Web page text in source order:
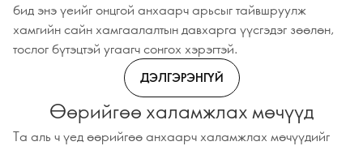
бид энэ үеийг онцгой анхаарч арьсыг тайвшруулж
хамгийн сайн хамгаалалтын давхарга үүсгэдэг зөөлөн,
тослог бүтэцтэй угаагч сонгох хэрэгтэй.
ДЭЛГЭРЭНГҮЙ
Өөрийгөө халамжлах мөчүүд
Та аль ч үед өөрийгөө анхаарч халамжлах мөчүүдийг